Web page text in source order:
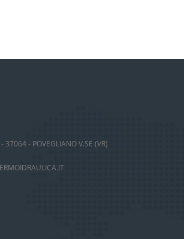
37064 - POVEGLIANO V.SE (VR)